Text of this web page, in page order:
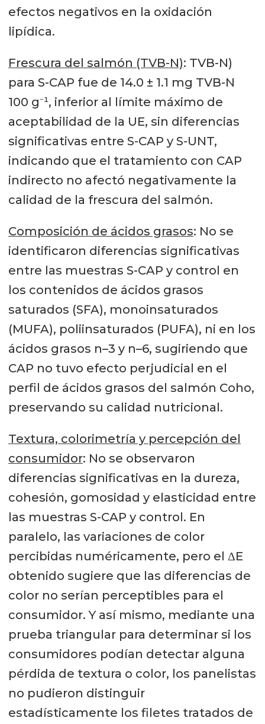
efectos negativos en la oxidación
lipídica.
Frescura del salmón (TVB-N): TVB-N)
para S-CAP fue de 14.0 ± 1.1 mg TVB-N
100 g⁻¹, inferior al límite máximo de
aceptabilidad de la UE, sin diferencias
significativas entre S-CAP y S-UNT,
indicando que el tratamiento con CAP
indirecto no afectó negativamente la
calidad de la frescura del salmón.
Composición de ácidos grasos: No se
identificaron diferencias significativas
entre las muestras S-CAP y control en
los contenidos de ácidos grasos
saturados (SFA), monoinsaturados
(MUFA), poliinsaturados (PUFA), ni en los
ácidos grasos n–3 y n–6, sugiriendo que
CAP no tuvo efecto perjudicial en el
perfil de ácidos grasos del salmón Coho,
preservando su calidad nutricional.
Textura, colorimetría y percepción del
consumidor: No se observaron
diferencias significativas en la dureza,
cohesión, gomosidad y elasticidad entre
las muestras S-CAP y control. En
paralelo, las variaciones de color
percibidas numéricamente, pero el ΔE
obtenido sugiere que las diferencias de
color no serían perceptibles para el
consumidor. Y así mismo, mediante una
prueba triangular para determinar si los
consumidores podían detectar alguna
pérdida de textura o color, los panelistas
no pudieron distinguir
estadísticamente los filetes tratados de